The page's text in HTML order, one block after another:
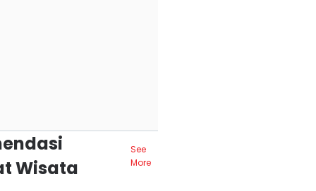
Wisata
See
More